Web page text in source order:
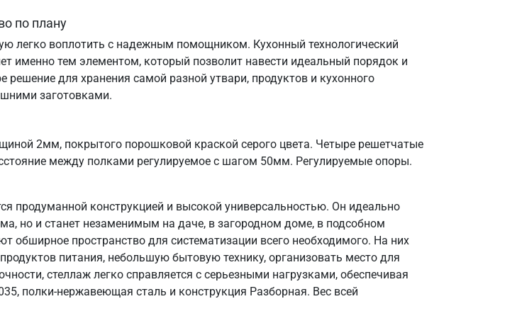
по плану
легко воплотить с надежным помощником. Кухонный технологический
именно тем элементом, который позволит навести идеальный порядок и
для хранения самой разной утвари, продуктов и кухонного
заготовками.
2мм, покрытого порошковой краской серого цвета. Четыре решетчатые
между полками регулируемое с шагом 50мм. Регулируемые опоры.
продуманной конструкцией и высокой универсальностью. Он идеально
но и станет незаменимым на даче, в загородном доме, в подсобном
обширное пространство для систематизации всего необходимого. На них
питания, небольшую бытовую технику, организовать место для
стеллаж легко справляется с серьезными нагрузками, обеспечивая
полки-нержавеющая сталь и конструкция Разборная. Вес всей